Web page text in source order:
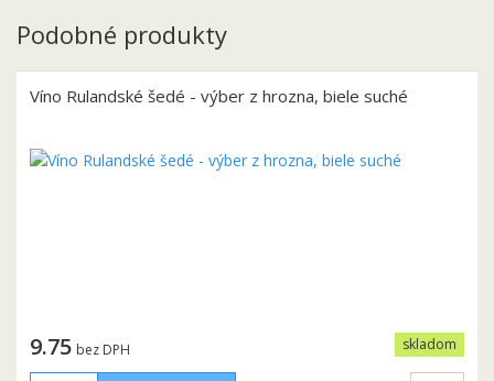
Podobné produkty
Víno Rulandské šedé - výber z hrozna, biele suché
skladom
9.75 bez DPH